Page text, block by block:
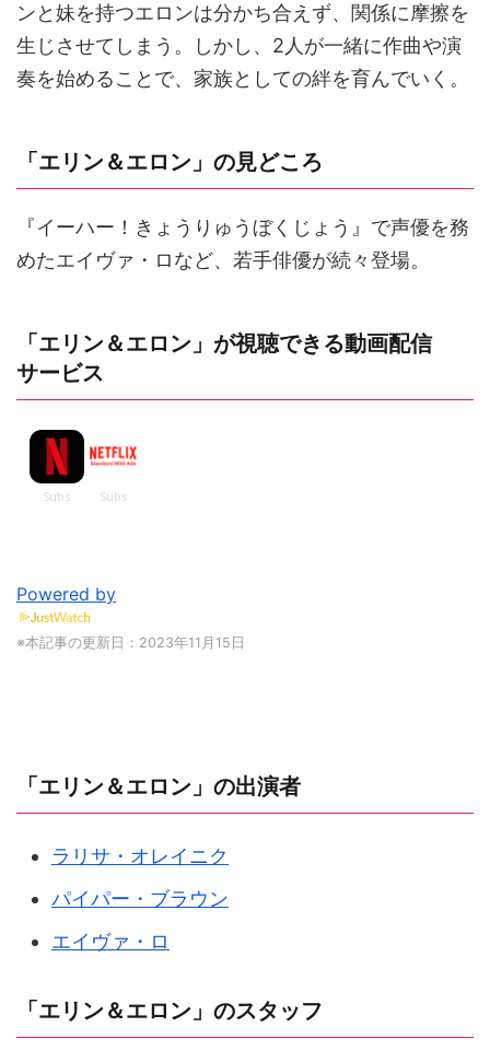
ンと妹を持つエロンは分かち合えず、関係に摩擦を
生じさせてしまう。しかし、2人が一緒に作曲や演
奏を始めることで、家族としての絆を育んでいく。
「エリン＆エロン」の見どころ
『イーハー！きょうりゅうぼくじょう』で声優を務
めたエイヴァ・ロなど、若手俳優が続々登場。
「エリン＆エロン」が視聴できる動画配信
サービス
Powered by
※本記事の更新日：2023年11月15日
「エリン＆エロン」の出演者
ラリサ・オレイニク
パイパー・ブラウン
エイヴァ・ロ
「エリン＆エロン」のスタッフ